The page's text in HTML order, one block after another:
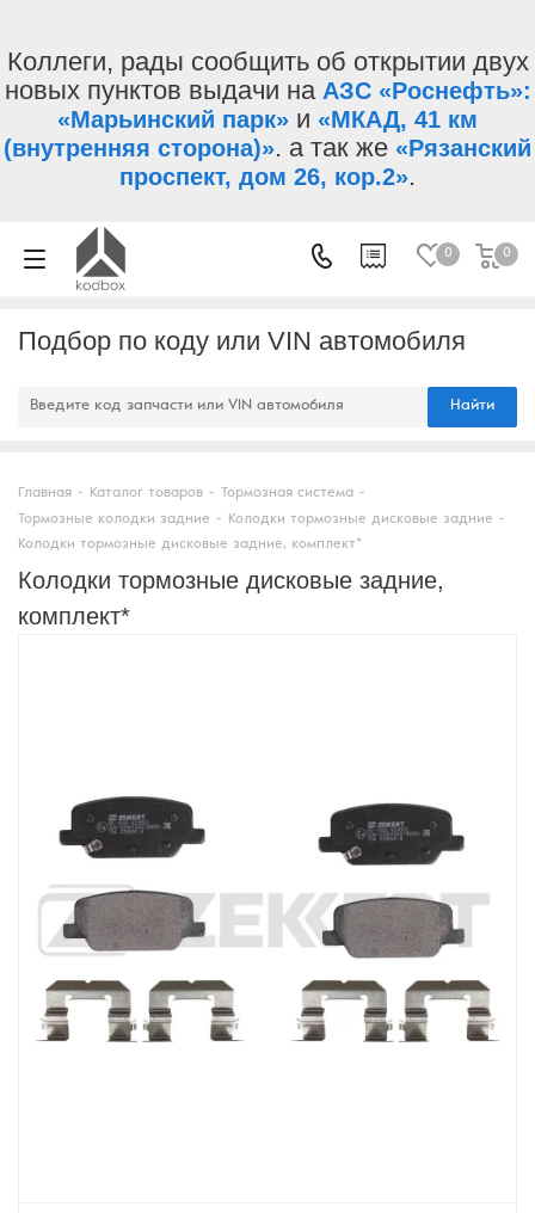
Коллеги, рады сообщить об открытии двух
новых пунктов выдачи на АЗС «Роснефть»:
«Марьинский парк» и «МКАД, 41 км
(внутренняя сторона)». а так же «Рязанский
проспект, дом 26, кор.2».
0 0
Подбор по коду или VIN автомобиля
Найти
Главная - Каталог товаров - Тормозная система -
Тормозные колодки задние - Колодки тормозные дисковые задние -
Колодки тормозные дисковые задние, комплект*
Колодки тормозные дисковые задние,
комплект*